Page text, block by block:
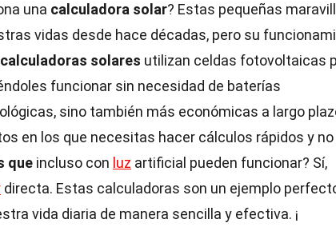
una calculadora solar? Estas pequeñas
vidas desde hace décadas, pero su
solares utilizan celdas fotovoltaicas
funcionar sin necesidad de baterías
sino también más económicas a largo
en los que necesitas hacer cálculos rápidos y no
que incluso con luz artificial pueden funcionar? Sí,
directa. Estas calculadoras son un ejemplo
vida diaria de manera sencilla y efectiva. ¡